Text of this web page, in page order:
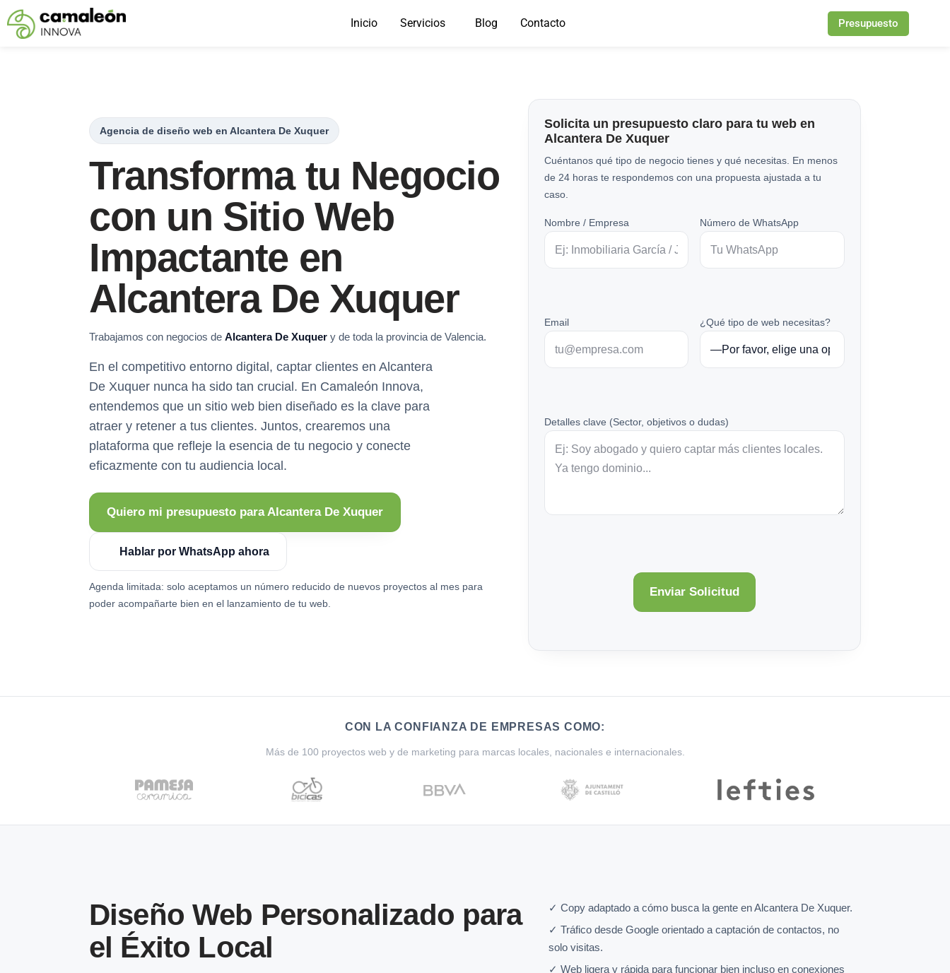
Saltar
Inicio Servicios Blog Contacto Presupuesto
Agencia de diseño web en Alcantera De Xuquer
Transforma tu Negocio
con un Sitio Web
Impactante en
Alcantera De Xuquer
Trabajamos con negocios de Alcantera De Xuquer y de toda la provincia de Valencia.
En el competitivo entorno digital, captar clientes en Alcantera
De Xuquer nunca ha sido tan crucial. En Camaleón Innova,
entendemos que un sitio web bien diseñado es la clave para
atraer y retener a tus clientes. Juntos, crearemos una
plataforma que refleje la esencia de tu negocio y conecte
eficazmente con tu audiencia local.
Quiero mi presupuesto para Alcantera De Xuquer
Hablar por WhatsApp ahora
Agenda limitada: solo aceptamos un número reducido de nuevos proyectos al mes para
poder acompañarte bien en el lanzamiento de tu web.
Solicita un presupuesto claro para tu web en
Alcantera De Xuquer
Cuéntanos qué tipo de negocio tienes y qué necesitas. En menos
de 24 horas te respondemos con una propuesta ajustada a tu
caso.
Nombre / Empresa Número de WhatsApp
Email ¿Qué tipo de web necesitas?
Detalles clave (Sector, objetivos o dudas)
CON LA CONFIANZA DE EMPRESAS COMO:
Más de 100 proyectos web y de marketing para marcas locales, nacionales e internacionales.
Diseño Web Personalizado para
el Éxito Local
✓ Copy adaptado a cómo busca la gente en Alcantera De Xuquer.
✓ Tráfico desde Google orientado a captación de contactos, no
solo visitas.
✓ Web ligera y rápida para funcionar bien incluso en conexiones